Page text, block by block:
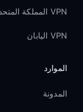
VPN المملكة المتحدة
VPN اليابان
الموارد
المدونة